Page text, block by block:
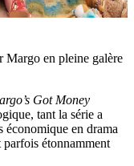
Margo en pleine galère
Got Money
tant la série a
économique en drama
étonnamment